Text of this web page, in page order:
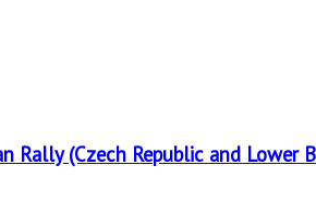
Rally (Czech Republic and Lower